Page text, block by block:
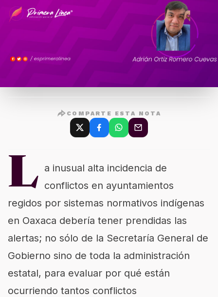
COMPARTE ESTA NOTA
L a inusual alta incidencia de
conflictos en ayuntamientos
regidos por sistemas normativos indígenas
en Oaxaca debería tener prendidas las
alertas; no sólo de la Secretaría General de
Gobierno sino de toda la administración
estatal, para evaluar por qué están
ocurriendo tantos conflictos